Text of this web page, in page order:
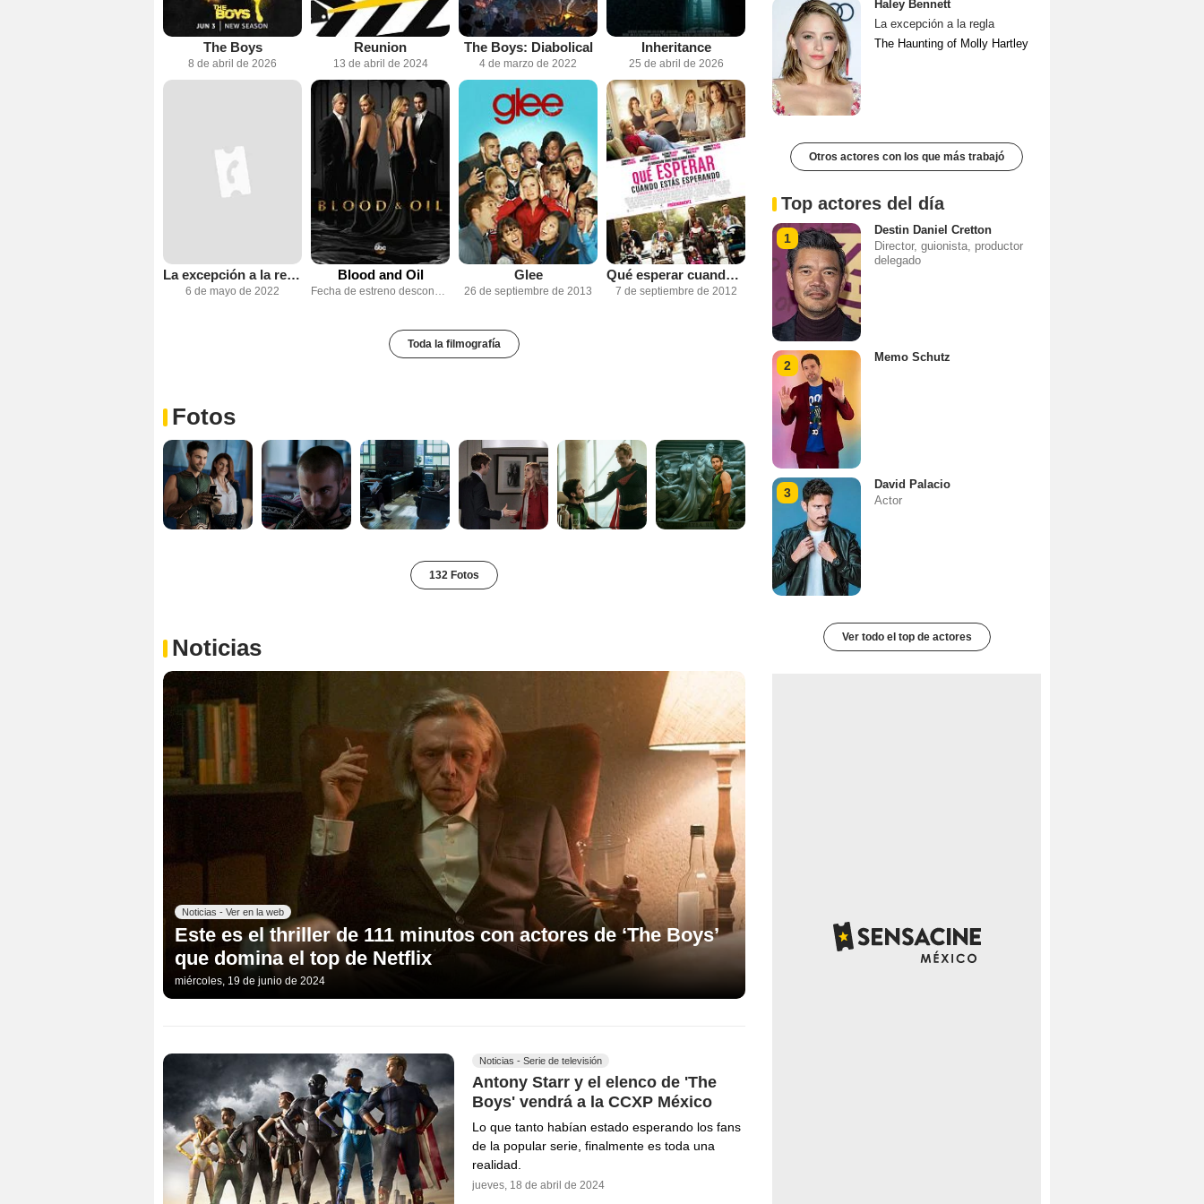
The Boys
8 de abril de 2026
Reunion
13 de abril de 2024
The Boys: Diabolical
4 de marzo de 2022
Inheritance
25 de abril de 2026
La excepción a la regla
6 de mayo de 2022
Blood and Oil
Fecha de estreno desconocida
Glee
26 de septiembre de 2013
Qué esperar cuando estás esperando
7 de septiembre de 2012
Toda la filmografía
Fotos
132 Fotos
Noticias
Noticias - Ver en la web
Este es el thriller de 111 minutos con actores de ‘The Boys’
que domina el top de Netflix
miércoles, 19 de junio de 2024
Noticias - Serie de televisión
Antony Starr y el elenco de 'The
Boys' vendrá a la CCXP México
Lo que tanto habían estado esperando los fans
de la popular serie, finalmente es toda una
realidad.
jueves, 18 de abril de 2024
Haley Bennett
La excepción a la regla
The Haunting of Molly Hartley
Otros actores con los que más trabajó
Top actores del día
1
Destin Daniel Cretton
Director, guionista, productor
delegado
2
Memo Schutz
3
David Palacio
Actor
Ver todo el top de actores